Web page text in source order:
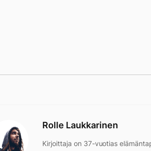
Rolle Laukkarinen
Kirjoittaja on 37-vuotias